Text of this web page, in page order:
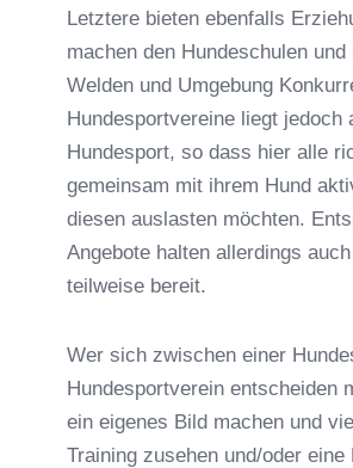
Letztere bieten ebenfalls
machen den Hundeschulen
Welden und Umgebung
Hundesportvereine liegt jedoch
Hundesport, so dass hier alle
gemeinsam mit ihrem Hund
diesen auslasten möchten.
Angebote halten allerdings
teilweise bereit.
Wer sich zwischen einer
Hundesportverein entscheiden
ein eigenes Bild machen und
Training zusehen und/oder eine